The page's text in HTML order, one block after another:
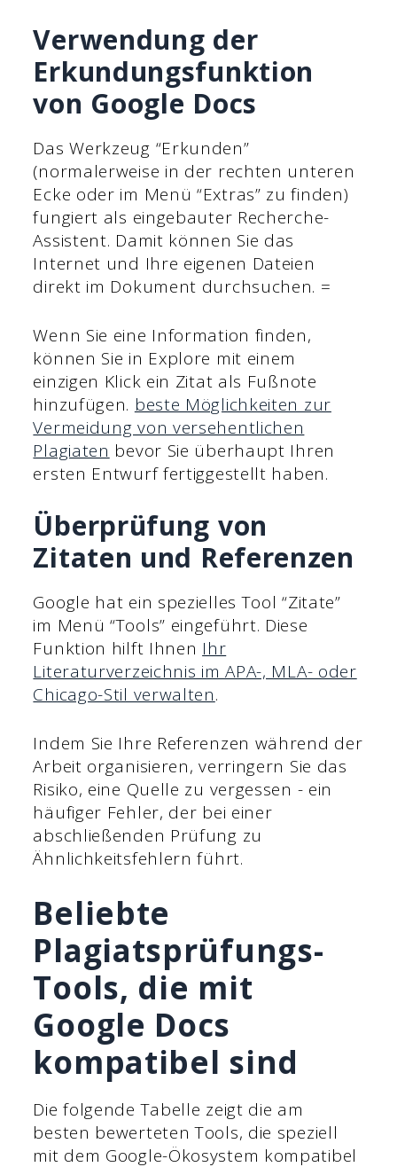
Verwendung der
Erkundungsfunktion
von Google Docs
Das Werkzeug “Erkunden”
(normalerweise in der rechten unteren
Ecke oder im Menü “Extras” zu finden)
fungiert als eingebauter Recherche-
Assistent. Damit können Sie das
Internet und Ihre eigenen Dateien
direkt im Dokument durchsuchen. =
Wenn Sie eine Information finden,
können Sie in Explore mit einem
einzigen Klick ein Zitat als Fußnote
hinzufügen. beste Möglichkeiten zur
Vermeidung von versehentlichen
Plagiaten bevor Sie überhaupt Ihren
ersten Entwurf fertiggestellt haben.
Überprüfung von
Zitaten und Referenzen
Google hat ein spezielles Tool “Zitate”
im Menü “Tools” eingeführt. Diese
Funktion hilft Ihnen Ihr
Literaturverzeichnis im APA-, MLA- oder
Chicago-Stil verwalten.
Indem Sie Ihre Referenzen während der
Arbeit organisieren, verringern Sie das
Risiko, eine Quelle zu vergessen - ein
häufiger Fehler, der bei einer
abschließenden Prüfung zu
Ähnlichkeitsfehlern führt.
Beliebte
Plagiatsprüfungs-
Tools, die mit
Google Docs
kompatibel sind
Die folgende Tabelle zeigt die am
besten bewerteten Tools, die speziell
mit dem Google-Ökosystem kompatibel